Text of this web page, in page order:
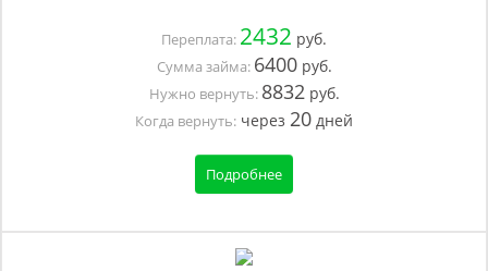
Переплата: 2432 руб.
Сумма займа: 6400руб.
Нужно вернуть: 8832руб.
Когда вернуть: через 20 дней
Подробнее